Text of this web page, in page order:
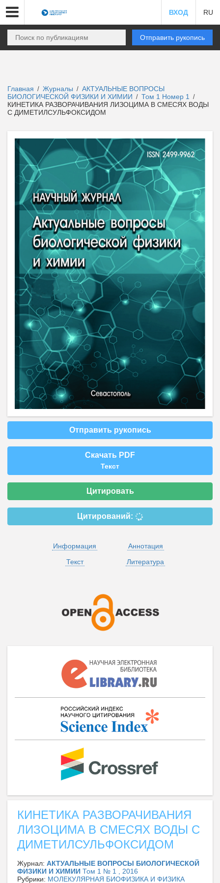
ВХОД RU
Отправить рукопись
Главная / Журналы / АКТУАЛЬНЫЕ ВОПРОСЫ
БИОЛОГИЧЕСКОЙ ФИЗИКИ И ХИМИИ / Том 1 Номер 1 /
КИНЕТИКА РАЗВОРАЧИВАНИЯ ЛИЗОЦИМА В СМЕСЯХ ВОДЫ
С ДИМЕТИЛСУЛЬФОКСИДОМ
Отправить рукопись
Скачать PDF
Текст
Цитировать
Цитирований:
Информация
Аннотация
Текст
Литература
КИНЕТИКА РАЗВОРАЧИВАНИЯ
ЛИЗОЦИМА В СМЕСЯХ ВОДЫ С
ДИМЕТИЛСУЛЬФОКСИДОМ
Журнал: АКТУАЛЬНЫЕ ВОПРОСЫ БИОЛОГИЧЕСКОЙ
ФИЗИКИ И ХИМИИ Том 1 № 1 , 2016
Рубрики: МОЛЕКУЛЯРНАЯ БИОФИЗИКА И ФИЗИКА